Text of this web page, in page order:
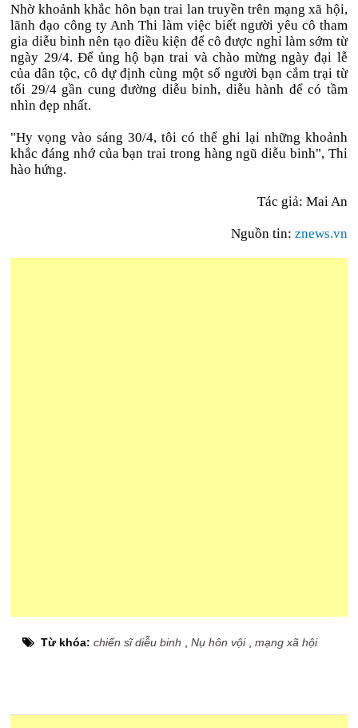
Nhờ khoảnh khắc hôn bạn trai lan truyền trên mạng xã hội,
lãnh đạo công ty Anh Thi làm việc biết người yêu cô tham
gia diễu binh nên tạo điều kiện để cô được nghỉ làm sớm từ
ngày 29/4. Để ủng hộ bạn trai và chào mừng ngày đại lễ
của dân tộc, cô dự định cùng một số người bạn cắm trại từ
tối 29/4 gần cung đường diễu binh, diễu hành để có tầm
nhìn đẹp nhất.
"Hy vọng vào sáng 30/4, tôi có thể ghi lại những khoảnh
khắc đáng nhớ của bạn trai trong hàng ngũ diễu binh", Thi
hào hứng.
Tác giả: Mai An
Nguồn tin: znews.vn
Từ khóa:chiến sĩ diễu binh ,Nụ hôn vội,mạng xã hội